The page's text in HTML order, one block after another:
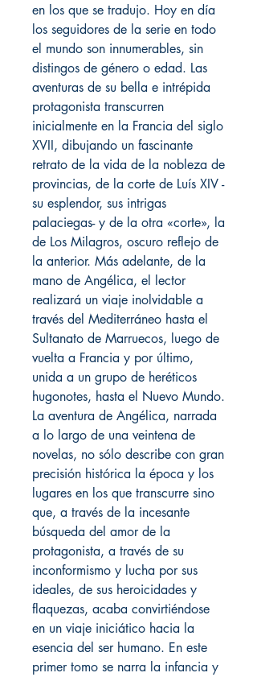
en los que se tradujo. Hoy en día
los seguidores de la serie en todo
el mundo son innumerables, sin
distingos de género o edad. Las
aventuras de su bella e intrépida
protagonista transcurren
inicialmente en la Francia del siglo
XVII, dibujando un fascinante
retrato de la vida de la nobleza de
provincias, de la corte de Luís XIV -
su esplendor, sus intrigas
palaciegas- y de la otra «corte», la
de Los Milagros, oscuro reflejo de
la anterior. Más adelante, de la
mano de Angélica, el lector
realizará un viaje inolvidable a
través del Mediterráneo hasta el
Sultanato de Marruecos, luego de
vuelta a Francia y por último,
unida a un grupo de heréticos
hugonotes, hasta el Nuevo Mundo.
La aventura de Angélica, narrada
a lo largo de una veintena de
novelas, no sólo describe con gran
precisión histórica la época y los
lugares en los que transcurre sino
que, a través de la incesante
búsqueda del amor de la
protagonista, a través de su
inconformismo y lucha por sus
ideales, de sus heroicidades y
flaquezas, acaba convirtiéndose
en un viaje iniciático hacia la
esencia del ser humano. En este
primer tomo se narra la infancia y